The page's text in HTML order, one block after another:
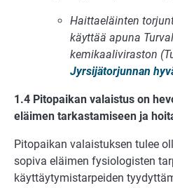
Haittaeläinten
käyttää apuna
kemikaaliviraston
Jyrsijätorjunnan
1.4 Pitopaikan valaistus on
eläimen tarkastamiseen ja
Pitopaikan valaistuksen tulee
sopiva eläimen fysiologisten
käyttäytymistarpeiden